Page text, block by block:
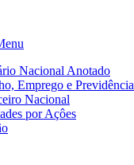
Nacional Anotado
Emprego e Previdência
Nacional
por Açôes